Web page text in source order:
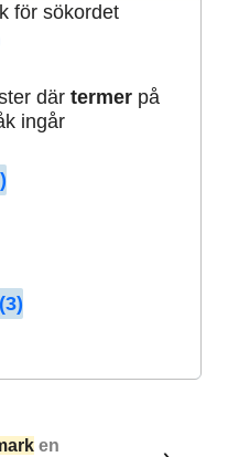
för sökordet
där termerpå
ingår
en